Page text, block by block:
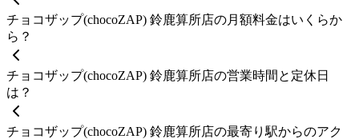
チョコザップ(chocoZAP) 鈴鹿算所店の月額料金はいくらか
ら？
チョコザップ(chocoZAP) 鈴鹿算所店の営業時間と定休日
は？
チョコザップ(chocoZAP) 鈴鹿算所店の最寄り駅からのアク